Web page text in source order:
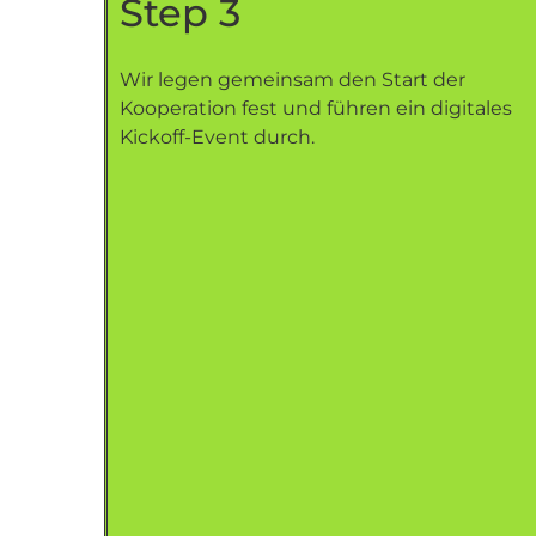
Step 3
Wir legen gemeinsam den Start der
Kooperation fest und führen ein digitales
Kickoff-Event durch.